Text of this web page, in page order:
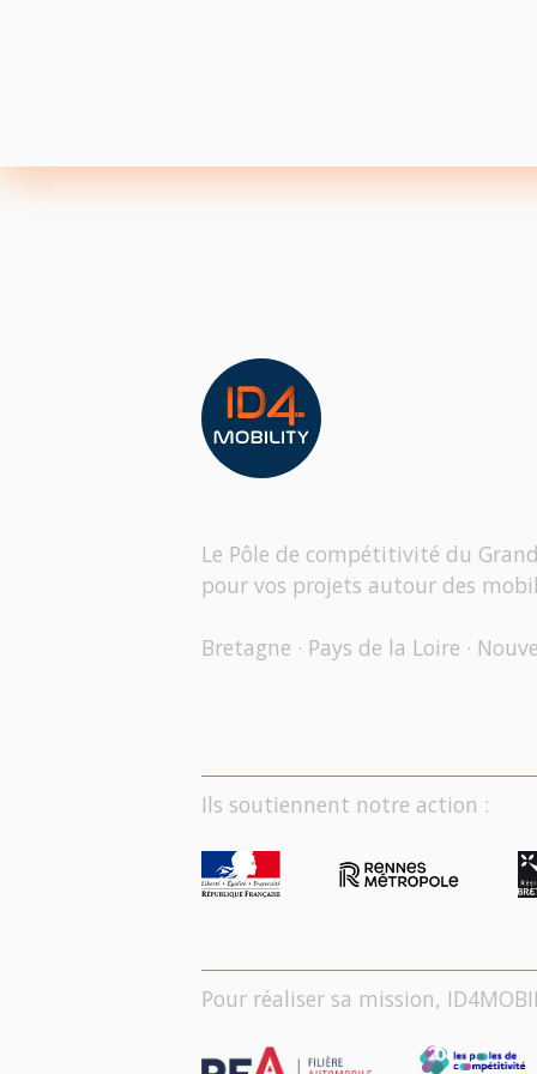
Le Pôle de compétitivité du
pour vos projets autour des
Bretagne · Pays de la Loire ·
Ils soutiennent notre action :
Pour réaliser sa mission,